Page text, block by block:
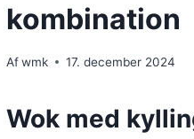
kombination
Afwmk 17. december 2024
Wok med